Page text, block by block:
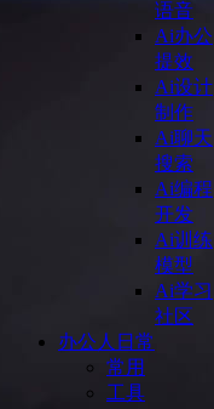
语音
Ai办公
提效
Ai设计
制作
Ai聊天
搜索
Ai编程
开发
Ai训练
模型
Ai学习
社区
办公人日常
常用
工具